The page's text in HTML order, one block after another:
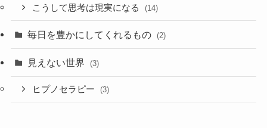
こうして思考は現実になる (14)
毎日を豊かにしてくれるもの (2)
見えない世界 (3)
ヒプノセラピー (3)